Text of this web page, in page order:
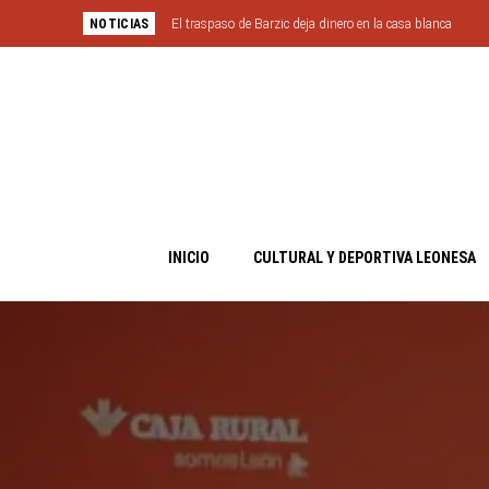
NOTICIAS El traspaso de Barzic deja dinero en la casa blanca
INICIO CULTURAL Y DEPORTIVA LEONESA